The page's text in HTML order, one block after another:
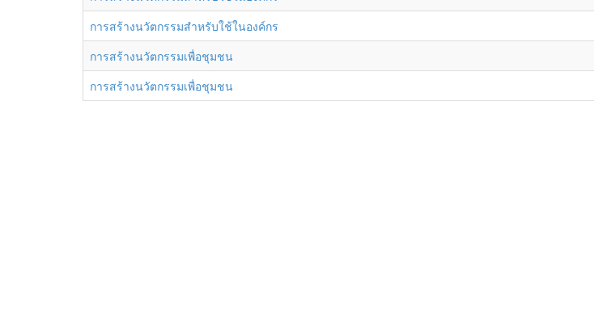
การสร้างนวัตกรรมสำหรับใช้ในองค์กร
การสร้างนวัตกรรมเพื่อชุมชน
การสร้างนวัตกรรมเพื่อชุมชน